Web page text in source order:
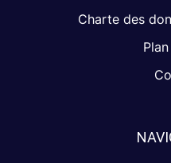
Charte des